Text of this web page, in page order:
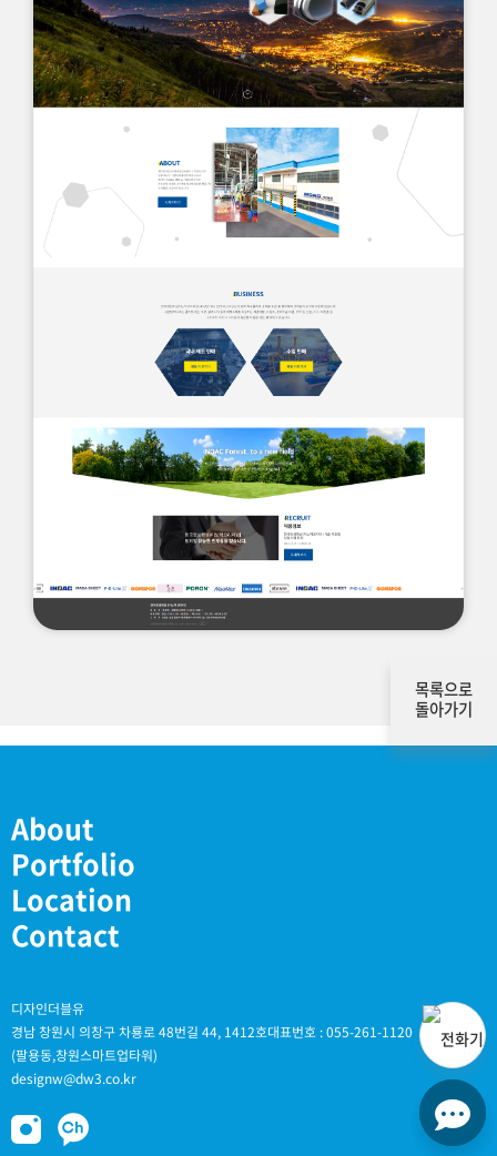
목록으로
돌아가기
About
Portfolio
Location
Contact
디자인더블유
경남 창원시 의창구 차룡로 48번길 44, 1412호
(팔용동,창원스마트업타워)
대표번호 : 055-261-1120
designw@dw3.co.kr
채널